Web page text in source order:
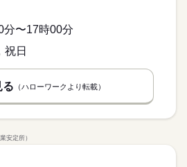
分〜17時00分
祝日
る （ハローワークより転載）
安定所）